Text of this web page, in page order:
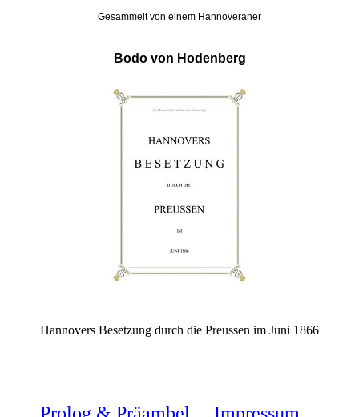
Gesammelt von einem Hannoveraner
Bodo von Hodenberg
Hannovers Besetzung durch die Preussen im Juni 1866